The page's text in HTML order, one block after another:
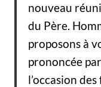
nouveau
du Père.
proposons à
prononcée
l’occasion